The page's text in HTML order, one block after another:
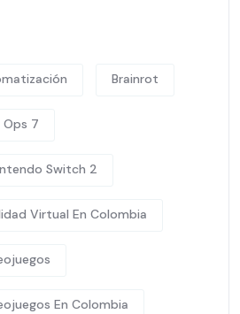
Brainrot
Ops 7
Switch 2
Virtual En Colombia
En Colombia